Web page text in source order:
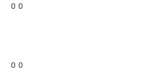
0 0
0 0